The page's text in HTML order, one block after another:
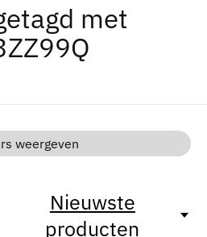
met
weergeven
Nieuwste
producten